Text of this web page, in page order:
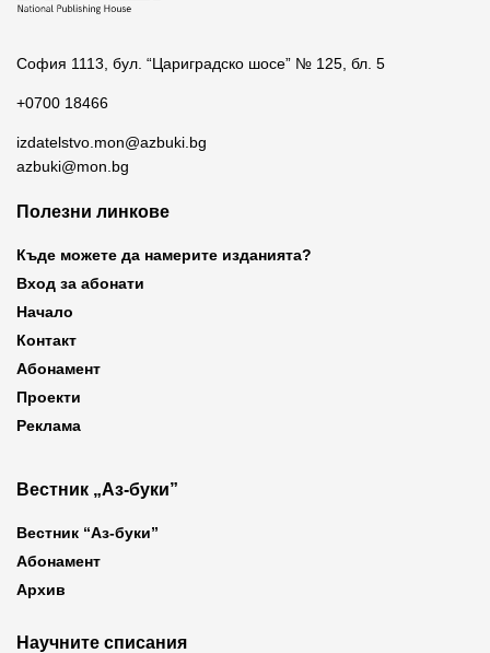
София 1113, бул. “Цариградско шосе” № 125, бл. 5
+0700 18466
izdatelstvo.mon@azbuki.bg
azbuki@mon.bg
Полезни линкове
Къде можете да намерите изданията?
Вход за абонати
Начало
Контакт
Абонамент
Проекти
Реклама
Вестник „Аз-буки”
Вестник “Аз-буки”
Абонамент
Архив
Научните списания